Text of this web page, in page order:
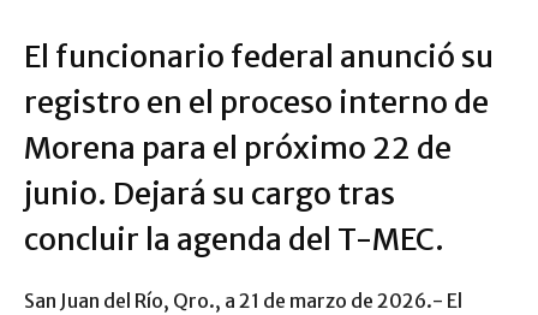
El funcionario federal anunció su
registro en el proceso interno de
Morena para el próximo 22 de
junio. Dejará su cargo tras
concluir la agenda del T-MEC.
San Juan del Río, Qro., a 21 de marzo de 2026.- El